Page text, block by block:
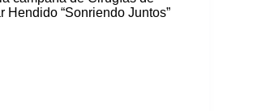
Hendido “Sonriendo Juntos”